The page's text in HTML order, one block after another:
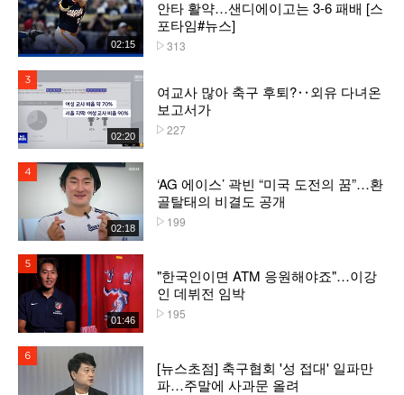
02:15
안타 활약…샌디에이고는 3-6 패배 [스
포타임#뉴스]
313
02:20
여교사 많아 축구 후퇴?‥외유 다녀온
보고서가
227
02:18
‘AG 에이스’ 곽빈 “미국 도전의 꿈”…환
골탈태의 비결도 공개
199
01:46
"한국인이면 ATM 응원해야죠"…이강
인 데뷔전 임박
195
[뉴스초점] 축구협회 '성 접대' 일파만
파…주말에 사과문 올려